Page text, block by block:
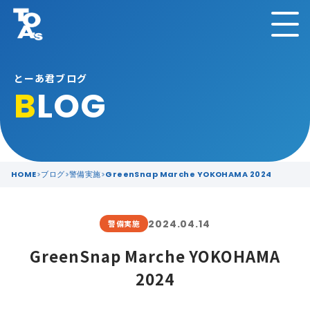
とーあ君ブログ
BLOG
HOME ブログ 警備実施 GreenSnap Marche YOKOHAMA 2024
警備実施 2024.04.14
GreenSnap Marche YOKOHAMA
2024